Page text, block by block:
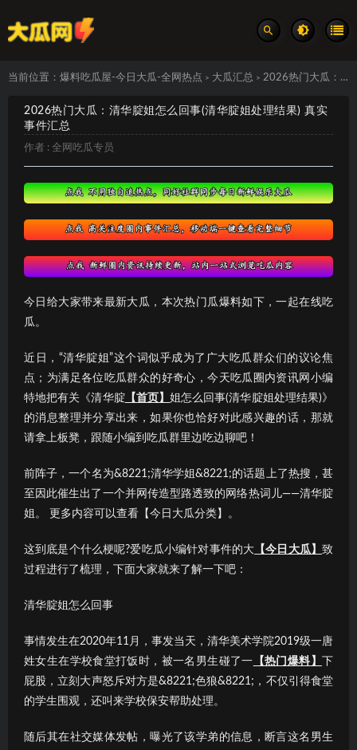
当前位置： 爆料吃瓜屋-今日大瓜-全网热点 > 大瓜汇总 > 2026热门大瓜：清华腚姐怎么回事(清华腚姐处理结果) 真实事件汇总
2026热门大瓜：清华腚姐怎么回事(清华腚姐处理结果) 真实
事件汇总
作者 : 全网吃瓜专员
今日给大家带来最新大瓜，本次热门瓜爆料如下，一起在线吃
瓜。
近日，“清华腚姐”这个词似乎成为了广大吃瓜群众们的议论焦
点；为满足各位吃瓜群众的好奇心，今天吃瓜圈内资讯网小编
特地把有关《清华腚【首页】 姐怎么回事(清华腚姐处理结果)》
的消息整理并分享出来，如果你也恰好对此感兴趣的话，那就
请拿上板凳，跟随小编到吃瓜群里边吃边聊吧！
前阵子，一个名为&8221;清华学姐&8221;的话题上了热搜，甚
至因此催生出了一个并网传造型路透致的网络热词儿——清华腚
姐。 更多内容可以查看【今日大瓜分类】。
这到底是个什么梗呢?爱吃瓜小编针对事件的大 【今日大瓜】致
过程进行了梳理，下面大家就来了解一下吧：
清华腚姐怎么回事
事情发生在2020年11月，事发当天，清华美术学院2019级一唐
姓女生在学校食堂打饭时，被一名男生碰了一 【热门爆料】下
屁股，立刻大声怒斥对方是&8221;色狼&8221;，不仅引得食堂
的学生围观，还叫来学校保安帮助处理。
随后其在社交媒体发帖，曝光了该学弟的信息，断言这名男生